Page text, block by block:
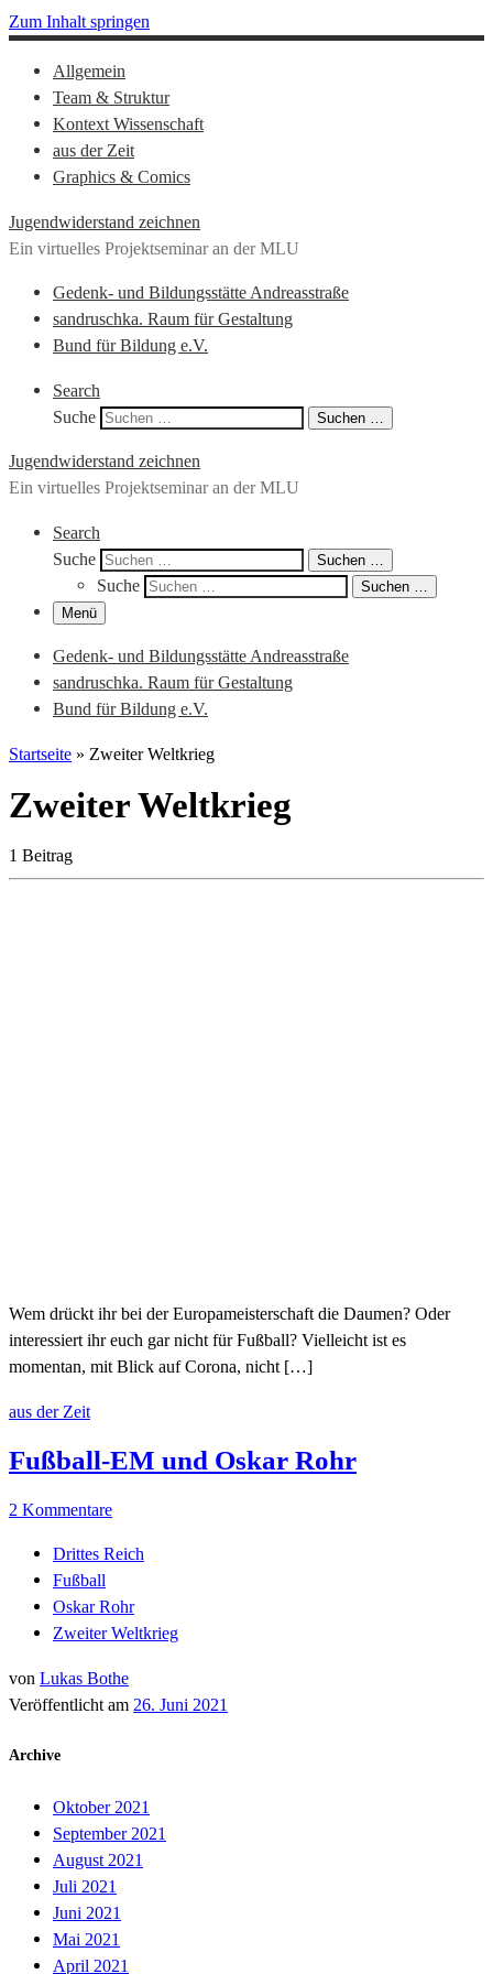
Zum Inhalt springen
Allgemein
Team & Struktur
Kontext Wissenschaft
aus der Zeit
Graphics & Comics
Jugendwiderstand zeichnen
Ein virtuelles Projektseminar an der MLU
Gedenk- und Bildungsstätte Andreasstraße
sandruschka. Raum für Gestaltung
Bund für Bildung e.V.
Search
Suche
Suchen …
Jugendwiderstand zeichnen
Ein virtuelles Projektseminar an der MLU
Search
Suche
Suchen …
Suche
Suchen …
Menü
Gedenk- und Bildungsstätte Andreasstraße
sandruschka. Raum für Gestaltung
Bund für Bildung e.V.
Startseite » Zweiter Weltkrieg
Zweiter Weltkrieg
1 Beitrag
Wem drückt ihr bei der Europameisterschaft die Daumen? Oder
interessiert ihr euch gar nicht für Fußball? Vielleicht ist es
momentan, mit Blick auf Corona, nicht […]
aus der Zeit
Fußball-EM und Oskar Rohr
2 Kommentare
Drittes Reich
Fußball
Oskar Rohr
Zweiter Weltkrieg
von Lukas Bothe
Veröffentlicht am 26. Juni 2021
Archive
Oktober 2021
September 2021
August 2021
Juli 2021
Juni 2021
Mai 2021
April 2021